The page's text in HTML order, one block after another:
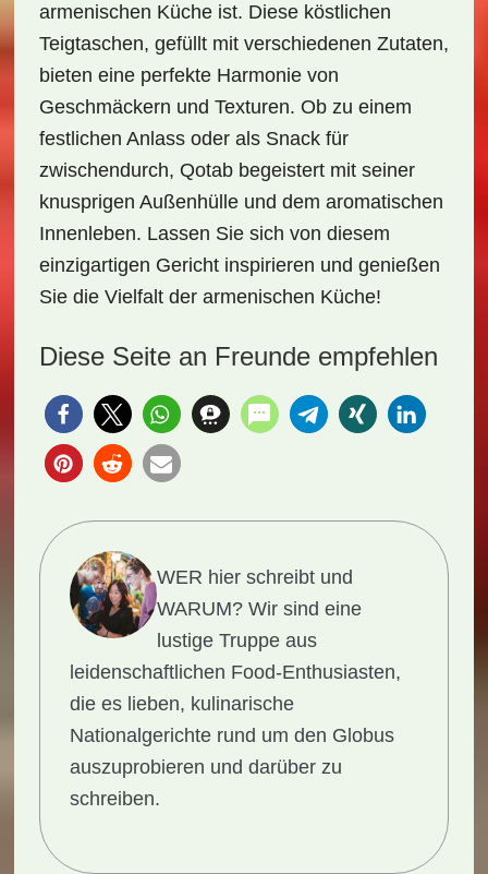
armenischen Küche ist. Diese köstlichen
Teigtaschen, gefüllt mit verschiedenen Zutaten,
bieten eine perfekte Harmonie von
Geschmäckern und Texturen. Ob zu einem
festlichen Anlass oder als Snack für
zwischendurch, Qotab begeistert mit seiner
knusprigen Außenhülle und dem aromatischen
Innenleben. Lassen Sie sich von diesem
einzigartigen Gericht inspirieren und genießen
Sie die Vielfalt der armenischen Küche!
Diese Seite an Freunde empfehlen
WER hier schreibt und
WARUM?Wir sind eine
lustige Truppe aus
leidenschaftlichen Food-Enthusiasten,
die es lieben, kulinarische
Nationalgerichte rund um den Globus
auszuprobieren und darüber zu
schreiben.